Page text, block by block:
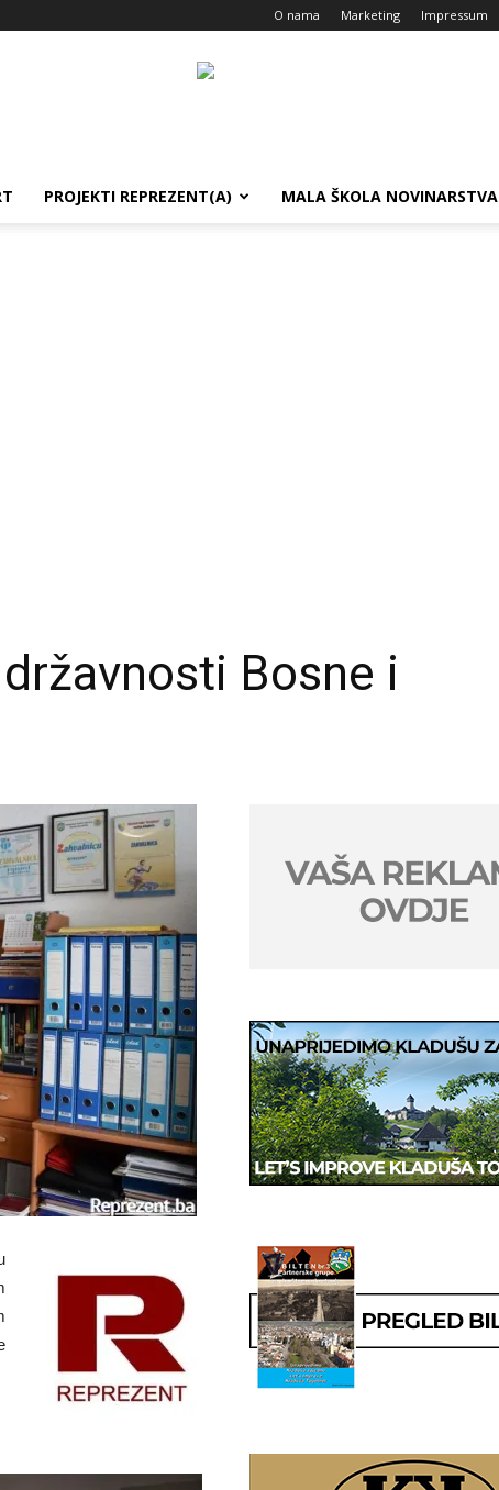
O nama Marketing Impressum
PROJEKTI REPREZENT(A) MALA ŠKOLA NOVINARSTVA
Bosne i